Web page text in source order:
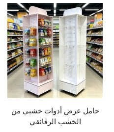
حامل عرض أدوات خشبي من
الخشب الرقائقي